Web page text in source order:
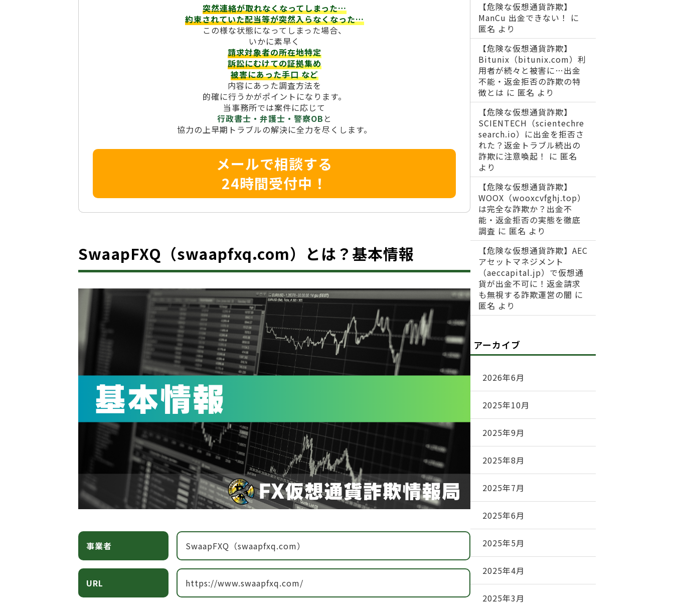
突然連絡が取れなくなってしまった…
約束されていた配当等が突然入らなくなった…
この様な状態になってしまった場合、
いかに素早く
請求対象者の所在地特定
訴訟にむけての証拠集め
被害にあった手口など
内容にあった調査方法を
的確に行うかがポイントになります。
当事務所では案件に応じて
行政書士・弁護士・警察OB と
協力の上早期トラブルの解決に全力を尽くします。
メールで相談する
24時間受付中！
SwaapFXQ（swaapfxq.com）とは？基本情報
事業者 SwaapFXQ（swaapfxq.com）
URL https://www.swaapfxq.com/
【危険な仮想通貨詐欺】
ManCu 出金できない！
に
匿名 より
【危険な仮想通貨詐欺】
Bitunix（bitunix.com）利
用者が続々と被害に…出金
不能・返金拒否の詐欺の特
徴とは に 匿名 より
【危険な仮想通貨詐欺】
SCIENTECH（scientechre
search.io）に出金を拒否さ
れた？返金トラブル続出の
詐欺に注意喚起！
に 匿名
より
【危険な仮想通貨詐欺】
WOOX（wooxcvfghj.top）
は完全な詐欺か？出金不
能・返金拒否の実態を徹底
調査 に 匿名 より
【危険な仮想通貨詐欺】AEC
アセットマネジメント
（aeccapital.jp）で仮想通
貨が出金不可に！返金請求
も無視する詐欺運営の闇 に
匿名 より
アーカイブ
2026年6月
2025年10月
2025年9月
2025年8月
2025年7月
2025年6月
2025年5月
2025年4月
2025年3月